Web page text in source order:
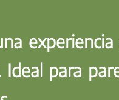
para